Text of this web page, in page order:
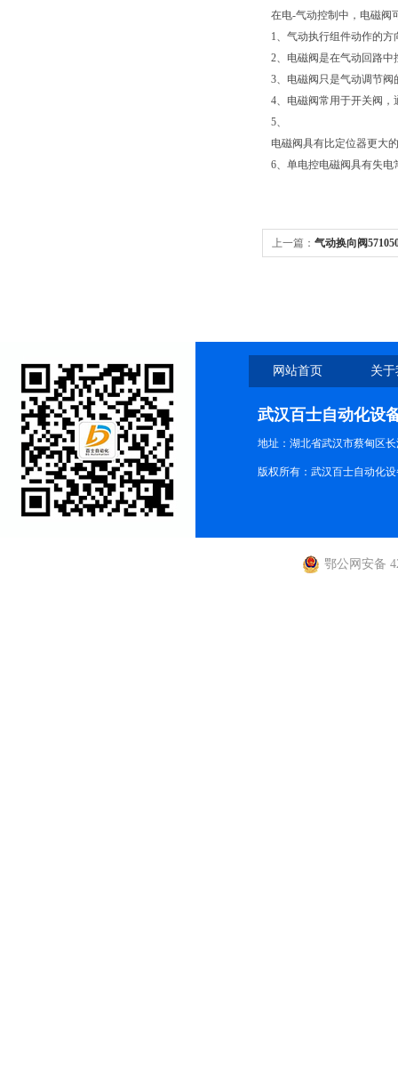
在电-气动控制中，电磁阀
1、气动执行组件动作的
2、电磁阀是在气动回路
3、电磁阀只是气动调节
4、电磁阀常用于开关阀
5、
电磁阀具有比定位器更大
6、单电控电磁阀具有失
上一篇： 气动换向阀
网站首页 关
武汉百士自动化设
地址：湖北省武汉市蔡甸区
版权所有：武汉百士自动化
鄂公网安备